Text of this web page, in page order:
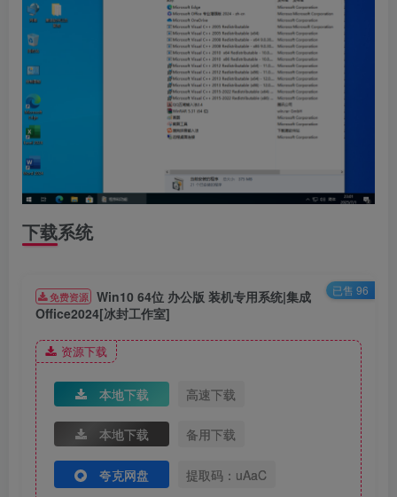
下载系统
已售 96
免费资源 Win10 64位 办公版 装机专用系统|集成
Office2024[冰封工作室]
资源下载
本地下载 高速下载
本地下载 备用下载
夸克网盘 提取码：uAaC